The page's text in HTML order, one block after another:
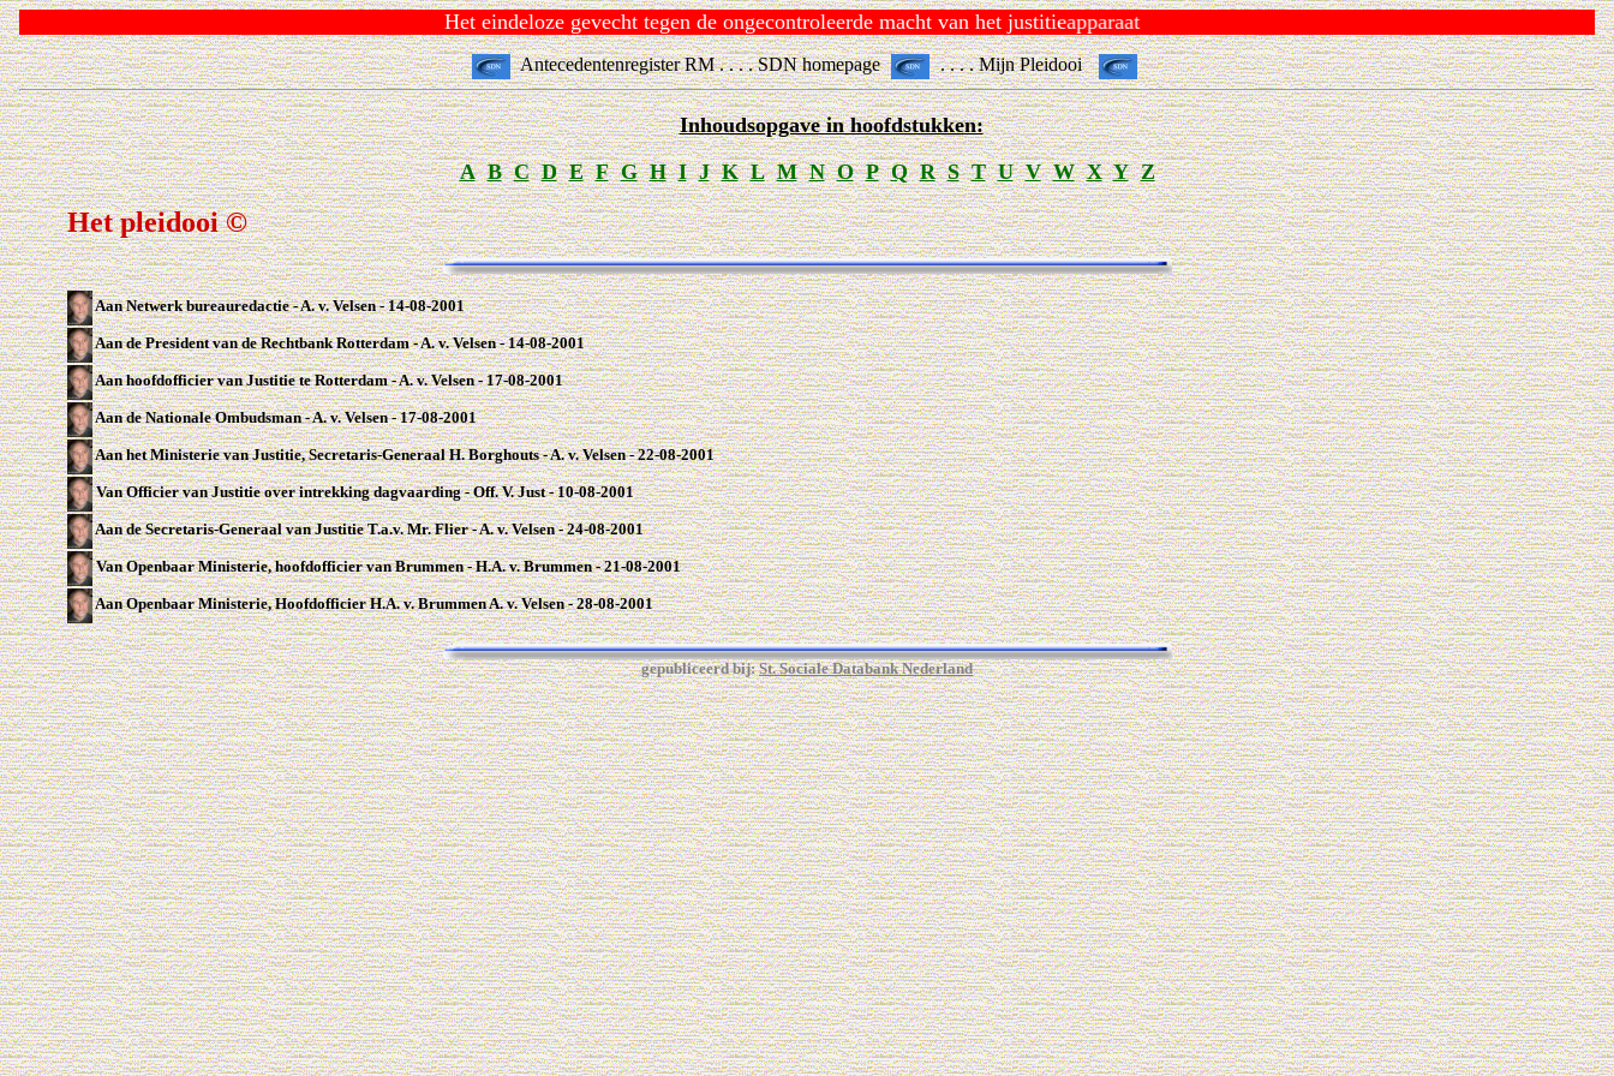
Het eindeloze gevecht tegen de ongecontroleerde macht van het justitieapparaat
Antecedentenregister RM . . . . SDN homepage . . . . Mijn Pleidooi
Inhoudsopgave in hoofdstukken:
A B C D E F G H I J K L M N O P Q R S T U V W X Y Z
Het pleidooi ©
Aan Netwerk bureauredactie - A. v. Velsen - 14-08-2001
Aan de President van de Rechtbank Rotterdam - A. v. Velsen - 14-08-2001
Aan hoofdofficier van Justitie te Rotterdam - A. v. Velsen - 17-08-2001
Aan de Nationale Ombudsman - A. v. Velsen - 17-08-2001
Aan het Ministerie van Justitie, Secretaris-Generaal H. Borghouts - A. v. Velsen - 22-08-2001
Van Officier van Justitie over intrekking dagvaarding - Off. V. Just - 10-08-2001
Aan de Secretaris-Generaal van Justitie T.a.v. Mr. Flier - A. v. Velsen - 24-08-2001
Van Openbaar Ministerie, hoofdofficier van Brummen - H.A. v. Brummen - 21-08-2001
Aan Openbaar Ministerie, Hoofdofficier H.A. v. Brummen A. v. Velsen - 28-08-2001
gepubliceerd bij:St. Sociale Databank Nederland